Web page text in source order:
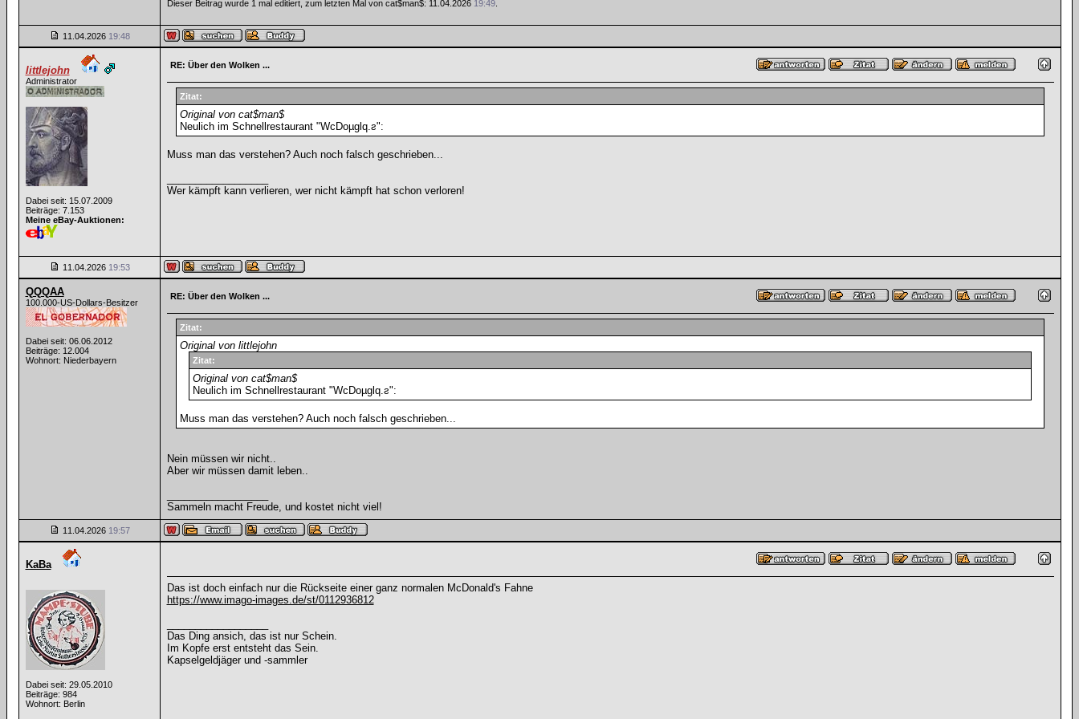
Dieser Beitrag wurde 1 mal editiert, zum letzten Mal von cat$man$: 11.04.2026 19:49.
11.04.2026 19:48
littlejohn
Administrator
Dabei seit: 15.07.2009
Beiträge: 7.153
Meine eBay-Auktionen:
RE: Über den Wolken ...
Zitat:
Original von cat$man$
Neulich im Schnellrestaurant "WcDoµglq.ƨ":
Muss man das verstehen? Auch noch falsch geschrieben...
Wer kämpft kann verlieren, wer nicht kämpft hat schon verloren!
11.04.2026 19:53
QQQAA
100.000-US-Dollars-Besitzer
Dabei seit: 06.06.2012
Beiträge: 12.004
Wohnort: Niederbayern
RE: Über den Wolken ...
Zitat:
Original von littlejohn
Zitat:
Original von cat$man$
Neulich im Schnellrestaurant "WcDoµglq.ƨ":
Muss man das verstehen? Auch noch falsch geschrieben...
Nein müssen wir nicht..
Aber wir müssen damit leben..
Sammeln macht Freude, und kostet nicht viel!
11.04.2026 19:57
KaBa
Dabei seit: 29.05.2010
Beiträge: 984
Wohnort: Berlin
Das ist doch einfach nur die Rückseite einer ganz normalen McDonald's Fahne
https://www.imago-images.de/st/0112936812
Das Ding ansich, das ist nur Schein.
Im Kopfe erst entsteht das Sein.
Kapselgeldjäger und -sammler